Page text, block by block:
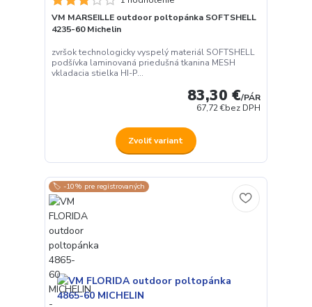
VM MARSEILLE outdoor poltopánka SOFTSHELL
4235-60 Michelin
zvršok technologicky vyspelý materiál SOFTSHELL
podšívka laminovaná priedušná tkanina MESH
vkladacia stielka HI-P...
83,30 €/PÁR
67,72 €bez DPH
Zvoliť variant
🏷️ -10% pre registrovaných